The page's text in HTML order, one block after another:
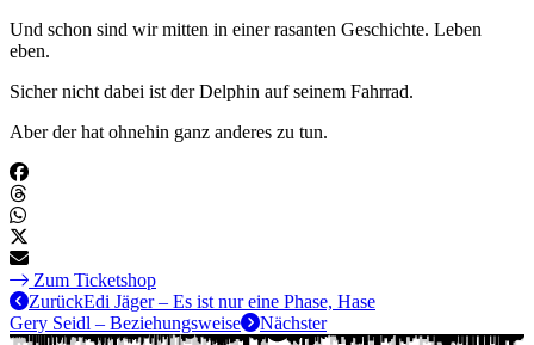
Und schon sind wir mitten in einer rasanten Geschichte. Leben
eben.
Sicher nicht dabei ist der Delphin auf seinem Fahrrad.
Aber der hat ohnehin ganz anderes zu tun.
Zum Ticketshop
ZurückEdi Jäger – Es ist nur eine Phase, Hase
Gery Seidl – Beziehungsweise
Nächster